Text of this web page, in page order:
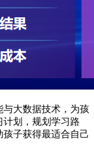
与大数据技术，为孩
划，规划学习路
子获得最适合自己